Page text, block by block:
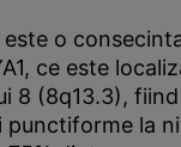
este o
ce este
8 (8q13.3),
la